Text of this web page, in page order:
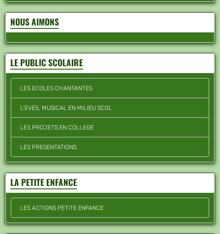
NOUS AIMONS
LE PUBLIC SCOLAIRE
LES ECOLES CHANTANTES
L'EVEIL MUSICAL EN MILIEU SCOL
LES PROJETS EN COLLEGE
LES PRESENTATIONS
LA PETITE ENFANCE
LES ACTIONS PETITE ENFANCE